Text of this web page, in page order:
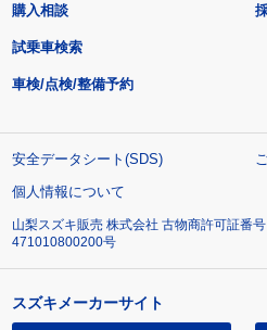
購入相談
試乗車検索
車検/点検/整備予約
安全データシート(SDS)
個人情報について
山梨スズキ販売 株式会社 古物商許可証番
471010800200号
スズキメーカーサイト